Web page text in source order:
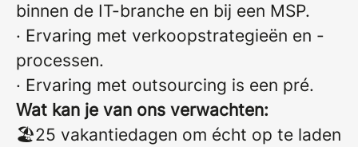
binnen de IT-branche en bij een MSP.
· Ervaring met verkoopstrategieën en -
processen.
· Ervaring met outsourcing is een pré.
Wat kan je van ons verwachten:
🏖️25 vakantiedagen om écht op te laden